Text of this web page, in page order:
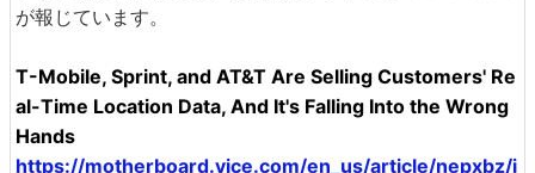
が報じています。
T-Mobile, Sprint, and AT&T Are Selling Customers' Re
al-Time Location Data, And It's Falling Into the Wrong
Hands
https://motherboard.vice.com/en_us/article/nepxbz/i